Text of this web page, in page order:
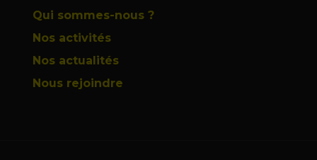
Qui sommes-nous ?
Nos activités
Nos actualités
Nous rejoindre